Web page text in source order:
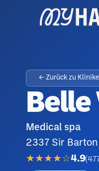
← Zurück zu
Belle
Medical spa
2337 Sir
★★★★☆4.9(